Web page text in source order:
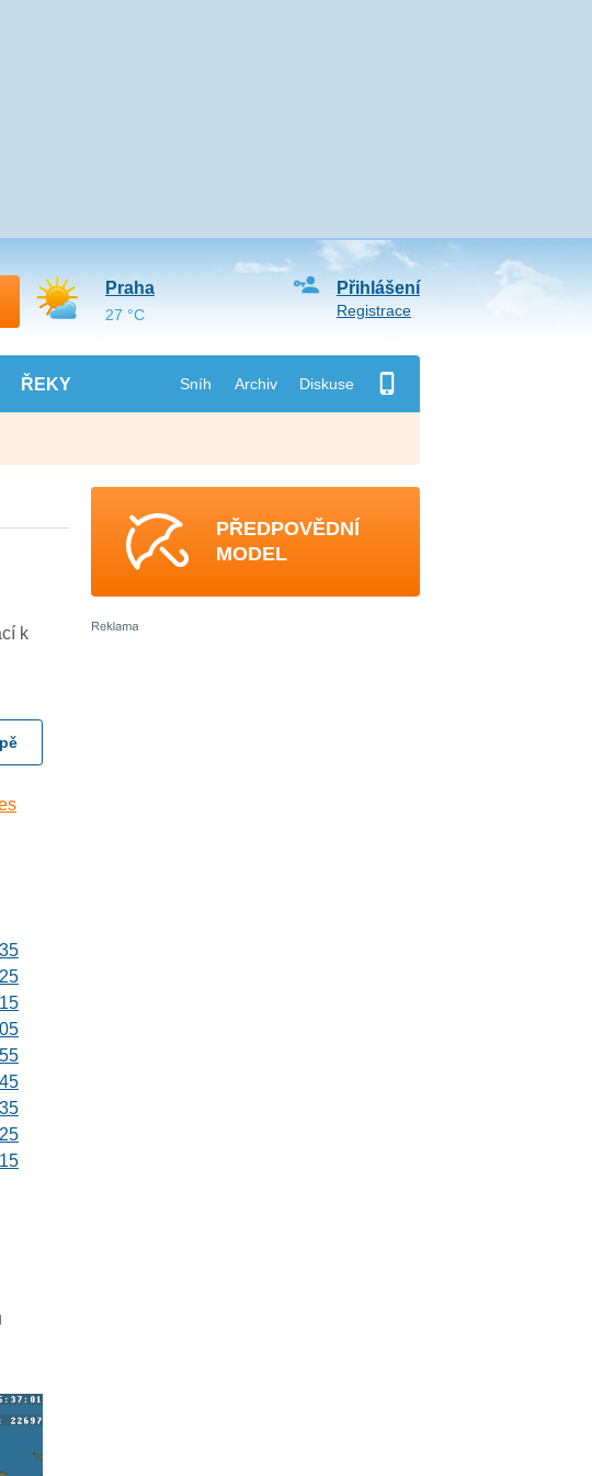
ŘEKY Sníh Archiv Diskuse
Přihlášení
Registrace
Praha
27 °C
k
PŘEDPOVĚDNÍ
MODEL